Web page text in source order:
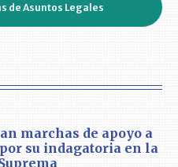
de Asuntos Legales
marchas de apoyo a
su indagatoria en la